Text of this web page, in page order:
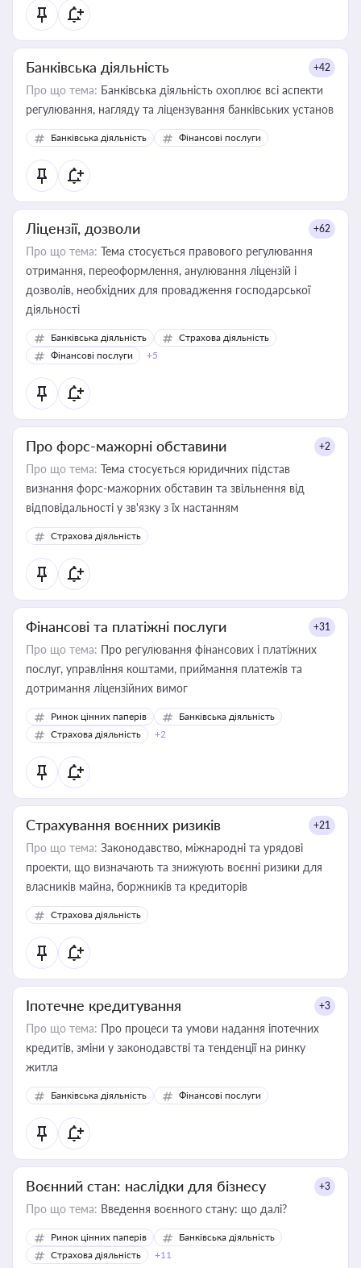
статусу суб'єктів оціночної діяльності
Банківська діяльність +42
Про що тема: Банківська діяльність охоплює всі аспекти
регулювання, нагляду та ліцензування банківських установ
Банківська діяльність Фінансові послуги
Ліцензії, дозволи +62
Про що тема: Тема стосується правового регулювання
отримання, переоформлення, анулювання ліцензій і
дозволів, необхідних для провадження господарської
діяльності
Банківська діяльність
Страхова діяльність
Фінансові послуги
+5
Про форс-мажорні обставини +2
Про що тема: Тема стосується юридичних підстав
визнання форс-мажорних обставин та звільнення від
відповідальності у зв'язку з їх настанням
Страхова діяльність
Фінансові та платіжні послуги +31
Про що тема: Про регулювання фінансових і платіжних
послуг, управління коштами, приймання платежів та
дотримання ліцензійних вимог
Ринок цінних паперів
Банківська діяльність
Страхова діяльність
+2
Страхування воєнних ризиків +21
Про що тема: Законодавство, міжнародні та урядові
проекти, що визначають та знижують воєнні ризики для
власників майна, боржників та кредиторів
Страхова діяльність
Іпотечне кредитування +3
Про що тема: Про процеси та умови надання іпотечних
кредитів, зміни у законодавстві та тенденції на ринку
житла
Банківська діяльність Фінансові послуги
Воєнний стан: наслідки для бізнесу +3
Про що тема: Введення воєнного стану: що далі?
Ринок цінних паперів
Банківська діяльність
Страхова діяльність
+11